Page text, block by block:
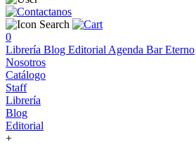
0
Librería Blog Editorial Agenda Bar Eterno
Nosotros
Catálogo
Staff
Librería
Blog
Editorial
+